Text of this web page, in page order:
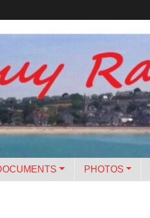
PHOTOS